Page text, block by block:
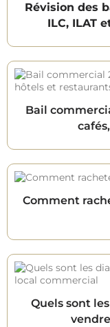
Révision des
ILC, ILAT
Bail
Comment
Quels sont